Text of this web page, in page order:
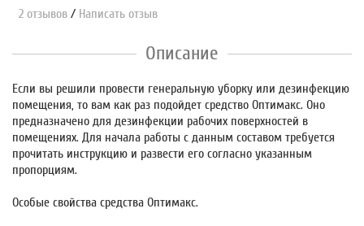
2 отзывов / Написать отзыв
Описание
Если вы решили провести генеральную уборку или дезинфекцию
помещения, то вам как раз подойдет средство Оптимакс. Оно
предназначено для дезинфекции рабочих поверхностей в
помещениях. Для начала работы с данным составом требуется
прочитать инструкцию и развести его согласно указанным
пропорциям.
Особые свойства средства Оптимакс.